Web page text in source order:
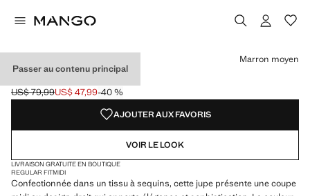
Passer au contenu principal
JUPE MIDI SEQUINS
Prix initial barré [US$ 79,99 ]
US$ 79,99
Prix actuel [US$ 47,99 ]
US$ 47,99-40 %
Choisissez une couleur
Couleur Marron moyen sélectionnée
Couleur Marron
Marron moyen
AJOUTER AUX FAVORIS
VOIR LE LOOK
LIVRAISON GRATUITE EN BOUTIQUE
REGULAR FITMIDI
Confectionnée dans un tissu à sequins, cette jupe présente une coupe